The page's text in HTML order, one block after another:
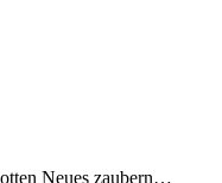
Neues zaubern…